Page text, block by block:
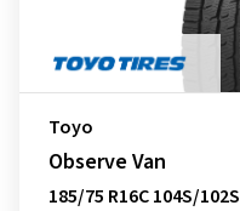
Toyo
Observe Van
185/75 R16C 104S/102S